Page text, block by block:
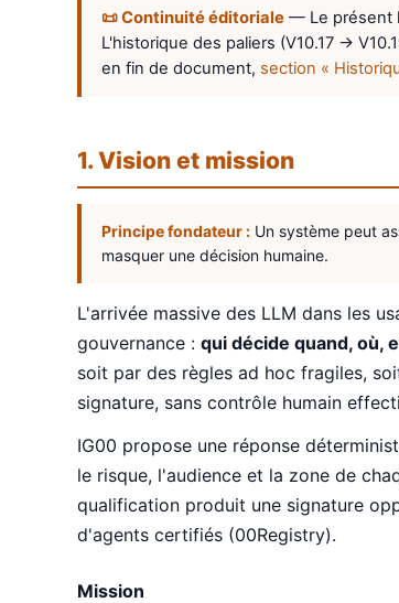
📜 Continuité éditoriale — Le présent
L'historique des paliers (V10.17 →
en fin de document, section «
1. Vision et mission
Principe fondateur : Un système peut
masquer une décision humaine.
L'arrivée massive des LLM dans les
gouvernance : qui décide quand, où,
soit par des règles ad hoc fragiles,
signature, sans contrôle humain
IG00 propose une réponse
le risque, l'audience et la zone de
qualification produit une signature
d'agents certifiés (00Registry).
Mission